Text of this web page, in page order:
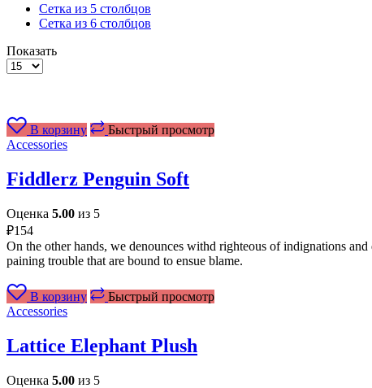
Сетка из 5 столбцов
Сетка из 6 столбцов
Показать
Товаров
В корзину
Быстрый просмотр
Accessories
Fiddlerz Penguin Soft
Оценка 5.00 из 5
₽154
On the other hands, we denounces withd righteous of indignations
paining trouble that are bound to ensue blame.
В корзину
Быстрый просмотр
Accessories
Lattice Elephant Plush
Оценка 5.00 из 5